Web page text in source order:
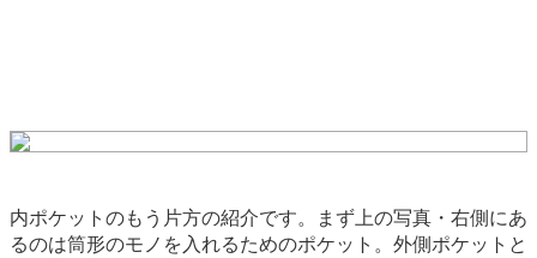
内ポケットのもう片方の紹介です。まず上の写真・右側にあ
るのは筒形のモノを入れるためのポケット。外側ポケットと